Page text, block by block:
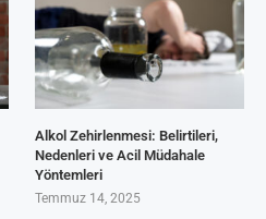
Alkol Zehirlenmesi: Belirtileri,
Nedenleri ve Acil Müdahale
Yöntemleri
Temmuz 14, 2025